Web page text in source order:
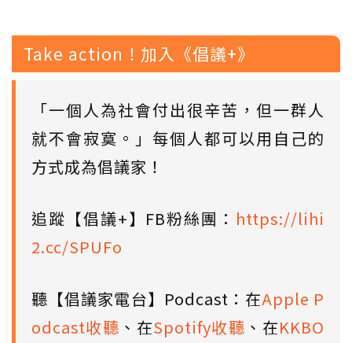
Take action！加入《倡議+》
「一個人為社會付出很辛苦，但一群人
就不會寂寞。」每個人都可以用自己的
方式成為倡議家！
追蹤【倡議+】FB粉絲團： https://lihi
2.cc/SPUFo
聽【倡議家電台】Podcast：在Apple P
odcast收聽 、在Spotify收聽 、在KKBO